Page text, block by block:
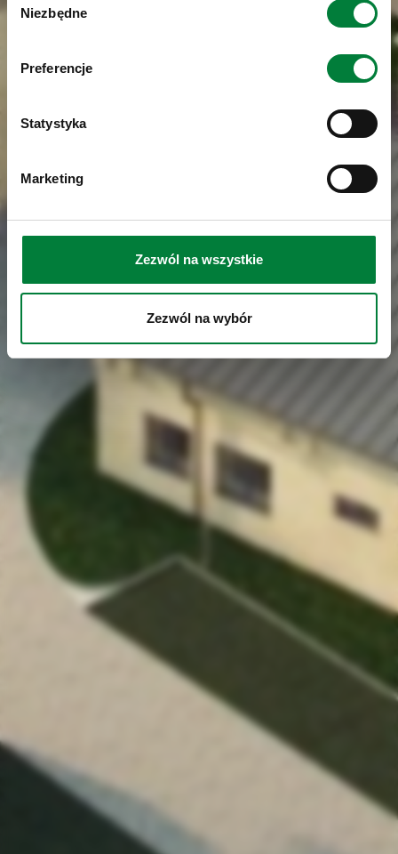
zgody
Niezbędne
Preferencje
Statystyka
Marketing
Zezwól na wszystkie
Zezwól na wybór